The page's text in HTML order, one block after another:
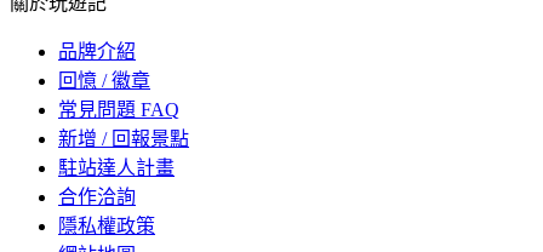
品牌介紹
回憶 / 徽章
常見問題 FAQ
新增 / 回報景點
駐站達人計畫
合作洽詢
隱私權政策